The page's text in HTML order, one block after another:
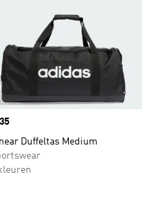
Duffeltas Medium